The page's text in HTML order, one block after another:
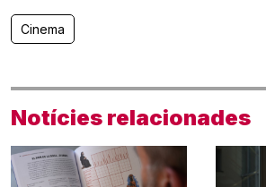
Cinema
Notícies relacionades